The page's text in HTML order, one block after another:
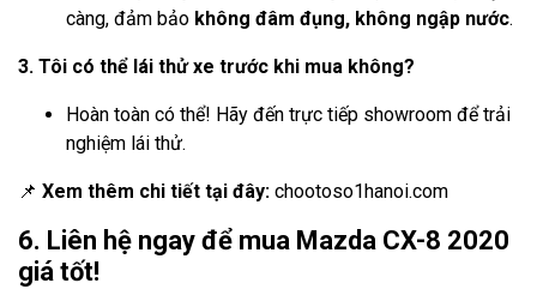
càng, đảm bảo không đâm đụng, không ngập nước.
3. Tôi có thể lái thử xe trước khi mua không?
Hoàn toàn có thể! Hãy đến trực tiếp showroom để trải
nghiệm lái thử.
📌 Xem thêm chi tiết tại đây: chootoso1hanoi.com
6. Liên hệ ngay để mua Mazda CX-8 2020
giá tốt!